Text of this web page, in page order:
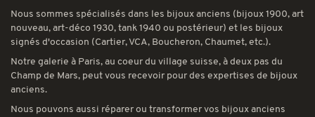
Nous sommes spécialisés dans les bijoux anciens (bijoux 1900, art
nouveau, art-déco 1930, tank 1940 ou postérieur) et les bijoux
signés d'occasion (Cartier, VCA, Boucheron, Chaumet, etc.).
Notre galerie à Paris, au coeur du village suisse, à deux pas du
Champ de Mars, peut vous recevoir pour des expertises de bijoux
anciens.
Nous pouvons aussi réparer ou transformer vos bijoux anciens